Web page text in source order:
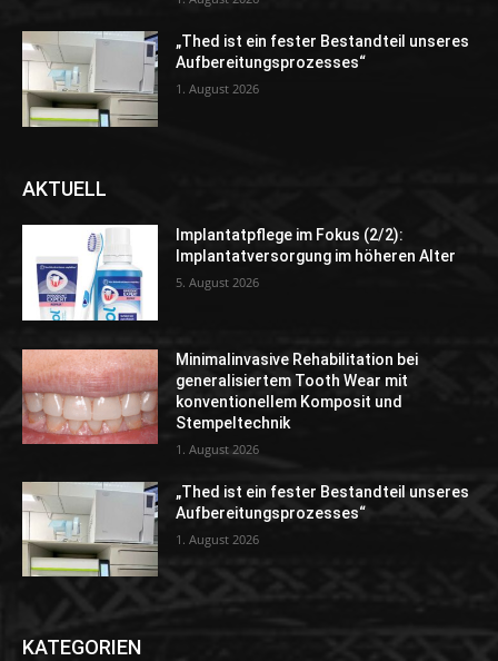
„Thed ist ein fester Bestandteil unseres
Aufbereitungsprozesses“
1. August 2026
AKTUELL
Implantatpflege im Fokus (2/2):
Implantatversorgung im höheren Alter
5. August 2026
Minimalinvasive Rehabilitation bei
generalisiertem Tooth Wear mit
konventionellem Komposit und
Stempeltechnik
1. August 2026
„Thed ist ein fester Bestandteil unseres
Aufbereitungsprozesses“
1. August 2026
KATEGORIEN